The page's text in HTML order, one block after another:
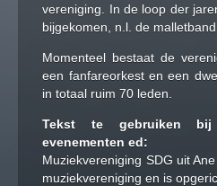
vereniging. In de loop der
bijgekomen, n.l. de
Momenteel bestaat de
een fanfareorkest en een
in totaal ruim 70 leden.
Tekst te gebruiken bij
evenementen ed:
Muziekvereniging SDG uit
muziekvereniging en is